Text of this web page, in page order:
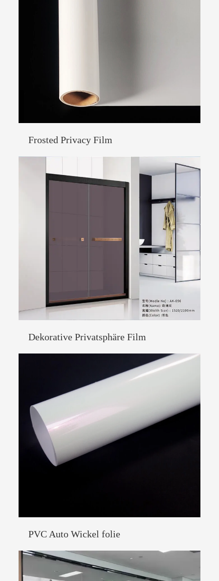
Frosted Privacy Film
Dekorative Privatsphäre Film
PVC Auto Wickel folie